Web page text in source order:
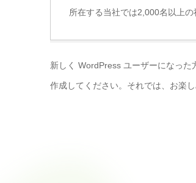
所在する当社では2,000名以上
新しく WordPress ユーザーになった
作成してください。それでは、お楽